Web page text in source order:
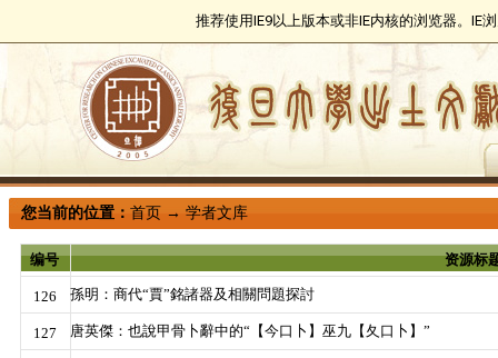
推荐使用IE9以上版本或非IE内核的浏览器。IE
您当前的位置：首页 →学者文库
编号 资源标
126 孫明：商代“賈”銘諸器及相關問題探討
127 唐英傑：也說甲骨卜辭中的“【今口卜】巫九【夂口卜】”